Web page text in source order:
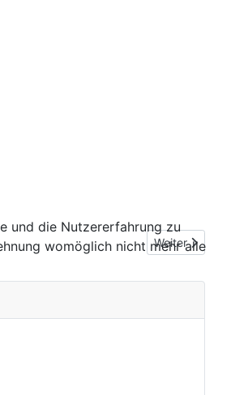
Nächster
Weiter
und die Nutzererfahrung zu
womöglich nicht mehr alle